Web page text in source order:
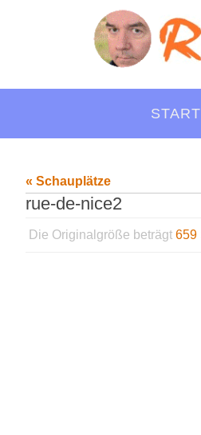
springen
START
« Schauplätze
rue-de-nice2
Die Originalgröße beträgt 659